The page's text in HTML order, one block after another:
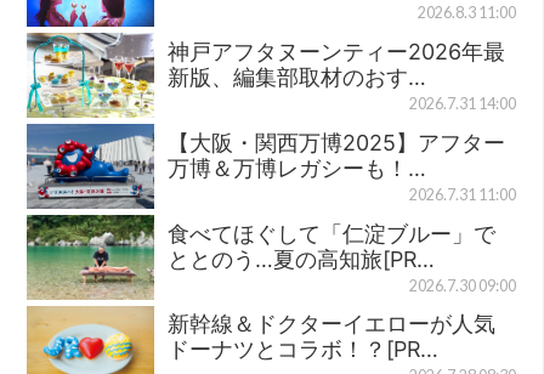
2026.8.3 11:00
神戸アフタヌーンティー2026年最
新版、編集部取材のおす…
2026.7.31 14:00
【大阪・関西万博2025】アフター
万博＆万博レガシーも！…
2026.7.31 11:00
食べてほぐして「仁淀ブルー」で
ととのう…夏の高知旅[PR…
2026.7.30 09:00
新幹線＆ドクターイエローが人気
ドーナツとコラボ！？[PR…